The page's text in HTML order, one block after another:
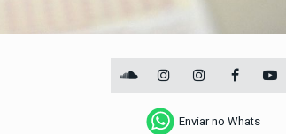
Enviar no Whats